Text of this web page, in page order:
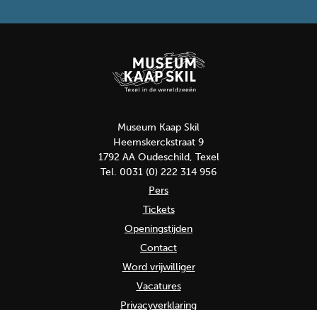
Museum Kaap Skil
Heemskerckstraat 9
1792 AA Oudeschild, Texel
Tel. 0031 (0) 222 314 956
Pers
Tickets
Openingstijden
Contact
Word vrijwilliger
Vacatures
Privacyverklaring